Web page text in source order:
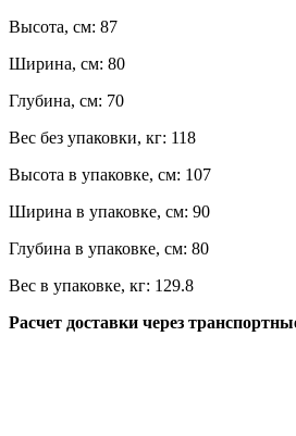
Высота, см: 87
Ширина, см: 80
Глубина, см: 70
Вес без упаковки, кг: 118
Высота в упаковке, см: 107
Ширина в упаковке, см: 90
Глубина в упаковке, см: 80
Вес в упаковке, кг: 129.8
Расчет доставки через